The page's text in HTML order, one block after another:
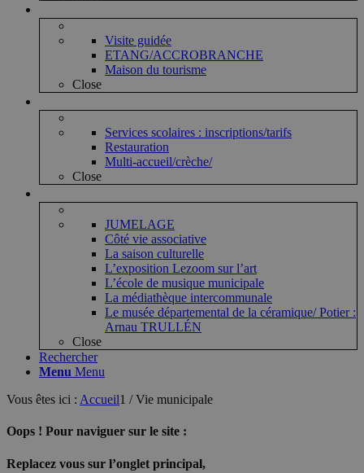
Visite guidée
ETANG/ACCROBRANCHE
Maison du tourisme
Close
Services scolaires : inscriptions/tarifs
Restauration
Multi-accueil/crèche/
Close
JUMELAGE
Côté vie associative
La saison culturelle
L’exposition Lezoom sur l’art
L’école de musique municipale
La médiathèque intercommunale
Le musée départemental de la céramique/ Potier :
Arnau TRULLÉN
Close
Rechercher
Menu Menu
Vous êtes ici : Accueil1 / Vie municipale
Oops ! Pour naviguer sur le site :
Replacez vous sur l’onglet principal,